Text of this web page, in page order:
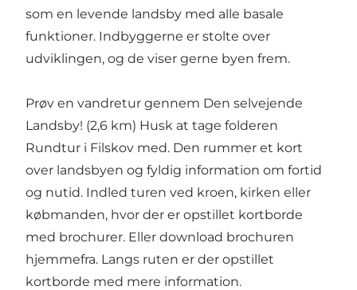
som en levende landsby med alle basale
funktioner. Indbyggerne er stolte over
udviklingen, og de viser gerne byen frem.
Prøv en vandretur gennem Den selvejende
Landsby! (2,6 km) Husk at tage folderen
Rundtur i Filskov med. Den rummer et kort
over landsbyen og fyldig information om fortid
og nutid. Indled turen ved kroen, kirken eller
købmanden, hvor der er opstillet kortborde
med brochurer. Eller download brochuren
hjemmefra. Langs ruten er der opstillet
kortborde med mere information.